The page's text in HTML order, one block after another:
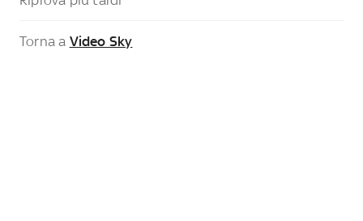
Torna a Video Sky